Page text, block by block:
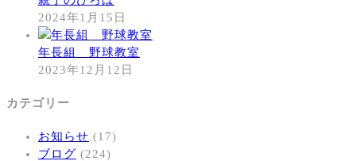
2024年1月15日
年長組 野球教室
2023年12月12日
カテゴリー
お知らせ (17)
ブログ (224)